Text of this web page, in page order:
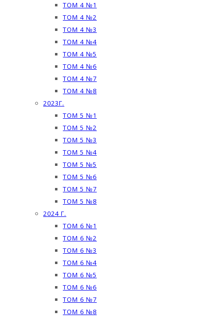
ТОМ 4 №1
ТОМ 4 №2
ТОМ 4 №3
ТОМ 4 №4
ТОМ 4 №5
ТОМ 4 №6
ТОМ 4 №7
ТОМ 4 №8
2023Г.
ТОМ 5 №1
ТОМ 5 №2
ТОМ 5 №3
ТОМ 5 №4
ТОМ 5 №5
ТОМ 5 №6
ТОМ 5 №7
ТОМ 5 №8
2024 Г.
ТОМ 6 №1
ТОМ 6 №2
ТОМ 6 №3
ТОМ 6 №4
ТОМ 6 №5
ТОМ 6 №6
ТОМ 6 №7
ТОМ 6 №8